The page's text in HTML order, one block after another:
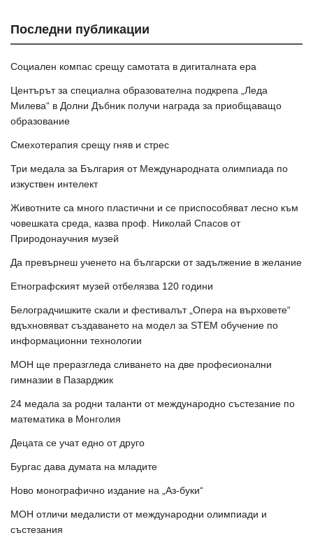
Последни публикации
Социален компас срещу самотата в дигиталната ера
Центърът за специална образователна подкрепа „Леда
Милева“ в Долни Дъбник получи награда за приобщаващо
образование
Смехотерапия срещу гняв и стрес
Три медала за България от Международната олимпиада по
изкуствен интелект
Животните са много пластични и се приспособяват лесно към
човешката среда, казва проф. Николай Спасов от
Природонаучния музей
Да превърнеш ученето на български от задължение в желание
Етнографският музей отбелязва 120 години
Белоградчишките скали и фестивалът „Опера на върховете“
вдъхновяват създаването на модел за STEM обучение по
информационни технологии
МОН ще преразгледа сливането на две професионални
гимназии в Пазарджик
24 медала за родни таланти от международно състезание по
математика в Монголия
Децата се учат едно от друго
Бургас дава думата на младите
Ново монографично издание на „Аз-буки“
МОН отличи медалисти от международни олимпиади и
състезания